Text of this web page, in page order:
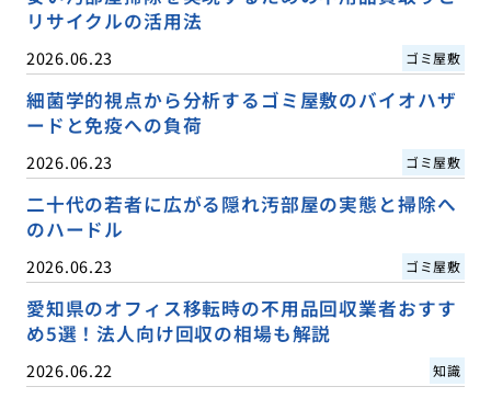
リサイクルの活用法
2026.06.23 ゴミ屋敷
細菌学的視点から分析するゴミ屋敷のバイオハザ
ードと免疫への負荷
2026.06.23 ゴミ屋敷
二十代の若者に広がる隠れ汚部屋の実態と掃除へ
のハードル
2026.06.23 ゴミ屋敷
愛知県のオフィス移転時の不用品回収業者おすす
め5選！法人向け回収の相場も解説
2026.06.22 知識